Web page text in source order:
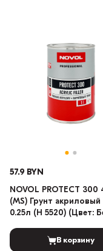
57.9 BYN
NOVOL PROTECT 300
(MS) Грунт акриловый
0.25л (H 5520) (Цвет:
В корзину